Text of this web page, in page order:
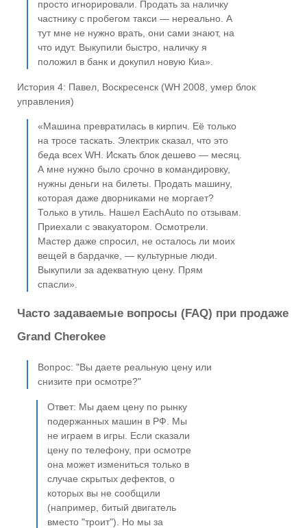
просто игнорировали. Продать за наличку
частнику с пробегом такси — нереально. А
тут мне не нужно врать, они сами знают, на
что идут. Выкупили быстро, наличку я
положил в банк и докупил новую Киа».
История 4: Павел, Воскресенск (WH 2008, умер блок
управления)
«Машина превратилась в кирпич. Её только
на тросе таскать. Электрик сказал, что это
беда всех WH. Искать блок дешево — месяц.
А мне нужно было срочно в командировку,
нужны деньги на билеты. Продать машину,
которая даже дворниками не моргает?
Только в утиль. Нашел EachAuto по отзывам.
Приехали с эвакуатором. Осмотрели.
Мастер даже спросил, не осталось ли моих
вещей в бардачке, — культурные люди.
Выкупили за адекватную цену. Прям
спасли».
Часто задаваемые вопросы (FAQ) при продаже
Grand Cherokee
Вопрос: "Вы даете реальную цену или
снизите при осмотре?"
Ответ: Мы даем цену по рынку
подержанных машин в РФ. Мы
не играем в игры. Если сказали
цену по телефону, при осмотре
она может измениться только в
случае скрытых дефектов, о
которых вы не сообщили
(например, битый двигатель
вместо "троит"). Но мы за